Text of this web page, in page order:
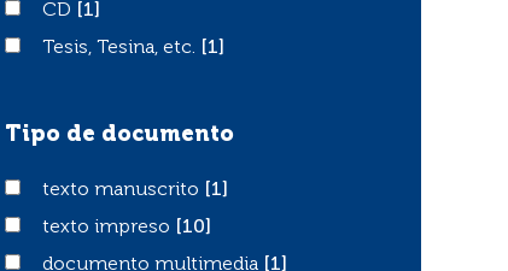
CD
CD
[1]
Tesis, Tesina, etc.
Tesis, Tesina, etc. [1]
Tipo de documento
texto manuscrito
texto manuscrito
[1]
texto impreso
texto impreso
[10]
documento multimedia
documento multimedia
[1]